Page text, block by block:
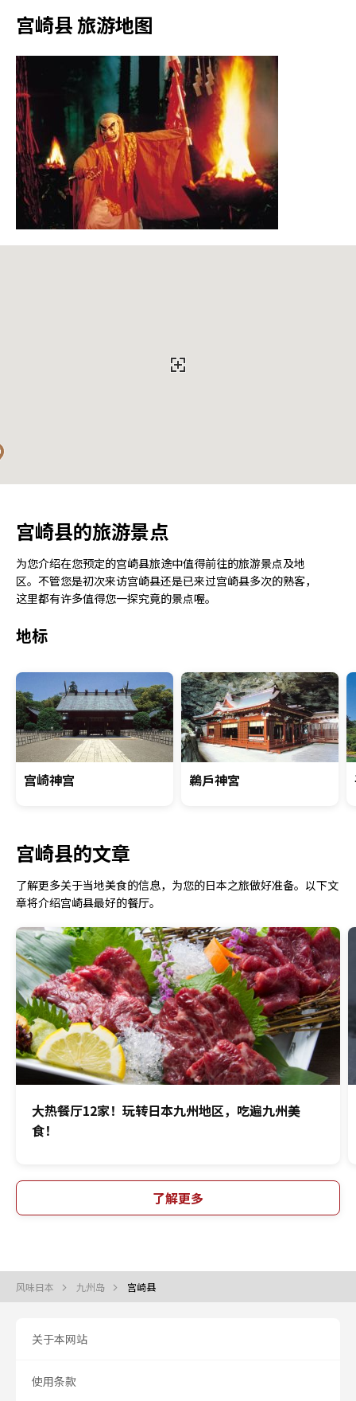
宫崎县 旅游地图
宫崎县的旅游景点
为您介绍在您预定的宫崎县旅途中值得前往的旅游景点及地
区。不管您是初次来访宫崎县还是已来过宫崎县多次的熟客，
这里都有许多值得您一探究竟的景点喔。
地标
宫崎神宫 鵜戶神宮
宫崎县的文章
了解更多关于当地美食的信息，为您的日本之旅做好准备。以下文
章将介绍宫崎县最好的餐厅。
大热餐厅12家！玩转日本九州地区，吃遍九州美
食！
了解更多
风味日本 九州岛 宫崎县
关于本网站
使用条款